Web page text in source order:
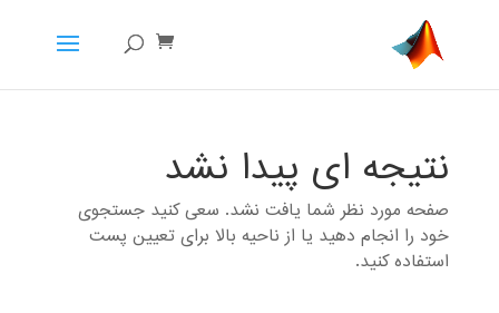
نتیجه ای پیدا نشد
صفحه مورد نظر شما یافت نشد. سعی کنید جستجوی
خود را انجام دهید یا از ناحیه بالا برای تعیین پست
استفاده کنید.